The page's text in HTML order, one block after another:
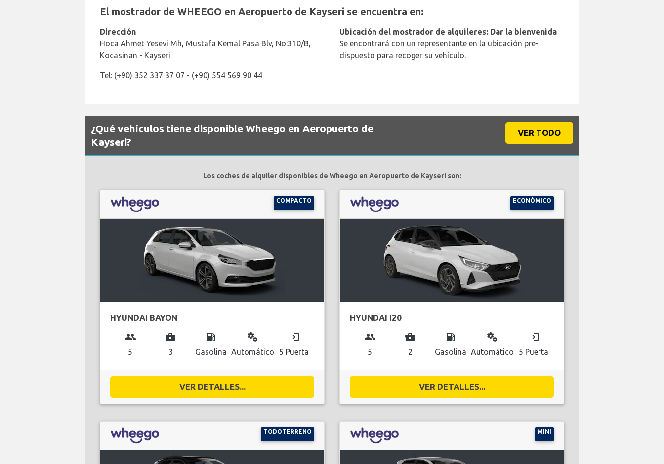
El mostrador de WHEEGO en Aeropuerto de Kayseri se encuentra en:
Dirección
Hoca Ahmet Yesevi Mh, Mustafa Kemal Pasa Blv, No:310/B,
Kocasinan - Kayseri
Tel: (+90) 352 337 37 07 - (+90) 554 569 90 44
Ubicación del mostrador de alquileres: Dar la bienvenida
Se encontrará con un representante en la ubicación pre-
dispuesto para recoger su vehículo.
¿Qué vehículos tiene disponible Wheego en Aeropuerto de
Kayseri?
VER TODO
Los coches de alquiler disponibles de Wheego en Aeropuerto de Kayseri son:
COMPACTO
HYUNDAI BAYON
group
5
business_center
3
local_gas_station
Gasolina
miscellaneous_services
Automático
login
5 Puerta
VER DETALLES...
ECONÓMICO
HYUNDAI I20
group
5
business_center
2
local_gas_station
Gasolina
miscellaneous_services
Automático
login
5 Puerta
VER DETALLES...
TODOTERRENO MINI